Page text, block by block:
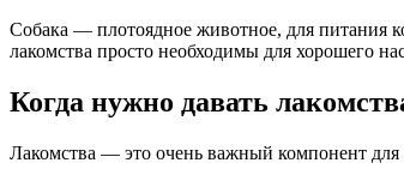
Собака — плотоядное животное, для питания
лакомства просто необходимы для хорошего
Когда нужно давать
Лакомства — это очень важный компонент для